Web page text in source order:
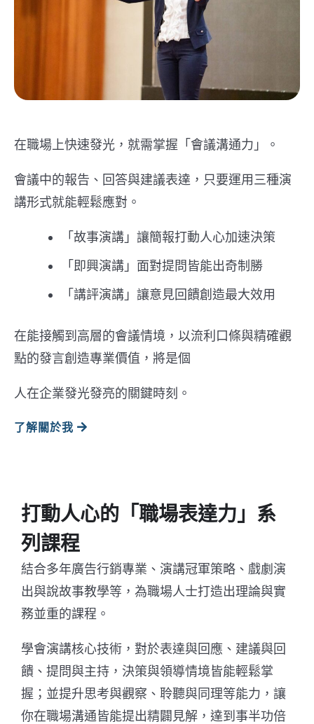
在職場上快速發光，就需掌握「會議溝通力」。
會議中的報告、回答與建議表達，只要運用三種演
講形式就能輕鬆應對。
「故事演講」讓簡報打動人心加速決策
「即興演講」面對提問皆能出奇制勝
「講評演講」讓意見回饋創造最大效用
在能接觸到高層的會議情境，以流利口條與精確觀
點的發言創造專業價值，將是個
人在企業發光發亮的關鍵時刻。
了解關於我
打動人心的「職場表達力」系
列課程
結合多年廣告行銷專業、演講冠軍策略、戲劇演
出與說故事教學等， 為職場人士打造出理論與實
務並重的課程。
學會演講核心技術，對於表達與回應、建議與回
饋、提問與主持， 決策與領導情境皆能輕鬆掌
握；並提升思考與觀察、聆聽與同理等能力，讓
你在職場溝通皆能提出精闢見解，達到事半功倍